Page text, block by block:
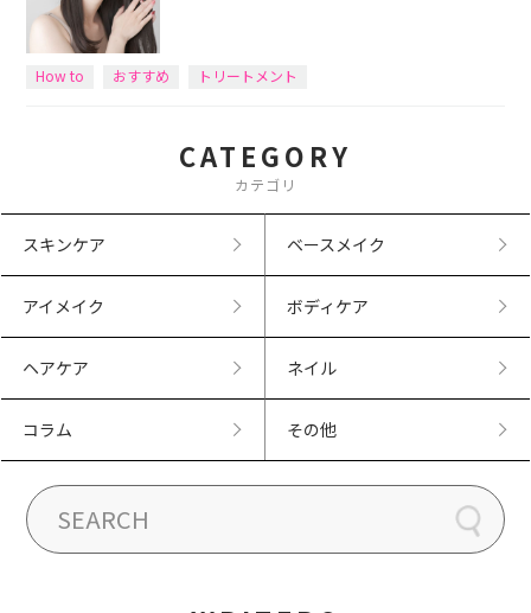
How to おすすめ トリートメント
CATEGORY
カテゴリ
スキンケア ベースメイク
アイメイク ボディケア
ヘアケア ネイル
コラム その他